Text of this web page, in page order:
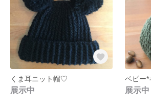
くま耳ニット帽♡
展示中
ベビー
展示中